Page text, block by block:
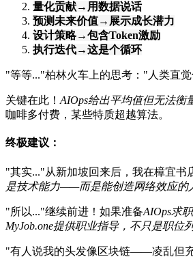
量化贡献→用数据说话
预测未来价值→展示成长潜力
设计策略→包含Token激励
执行迭代→这是个循环
"等等..."柏林火车上的思考："人类直
关键在此！ AIOps给出平均值但无法衡
咖啡多付费，某些特质超越算法。
终极建议：
"其实..."从新加坡回来后，我在樟宜书
是技术能力——而是能创造网络效应的
"所以..."继续前进！如果准备AIOps求
MyJob.one提供职业指导，不只是职位
"有人说我的头发像区块链——凌乱但